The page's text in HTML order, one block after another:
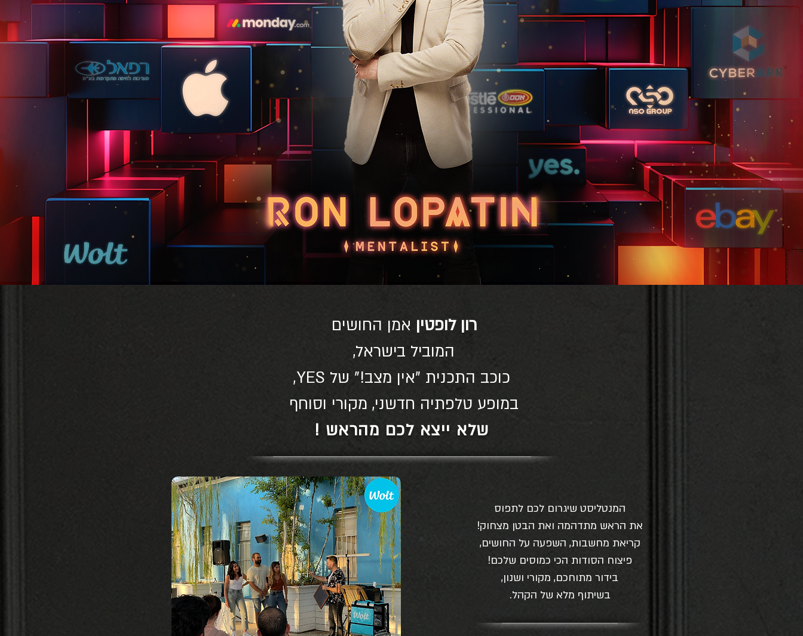
רון לופטין אמן החושים
המוביל בישראל,
כוכב התכנית "אין מצב!" של YES,
במופע טלפתיה חדשני, מקורי וסוחף
שלא ייצא לכם מהראש !
המנטליסט שיגרום לכם לתפוס
את הראש מתדהמה ואת הבטן מצחוק!
קריאת מחשבות, השפעה על החושים,
פיצוח הסודות הכי כמוסים שלכם!
בידור מתוחכם, מקורי ושנון,
בשיתוף מלא של הקהל.